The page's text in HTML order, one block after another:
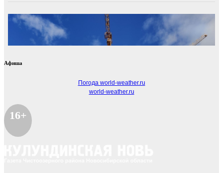
Афиша
Погода world-weather.ru
world-weather.ru
16+